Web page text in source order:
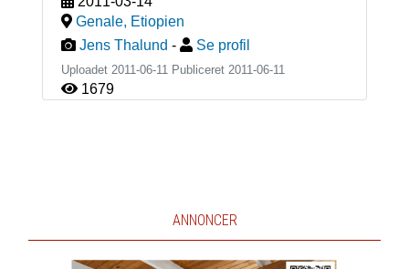
Genale, Etiopien
Jens Thalund - Se profil
Uploadet 2011-06-11 Publiceret 2011-06-11
1679
ANNONCER